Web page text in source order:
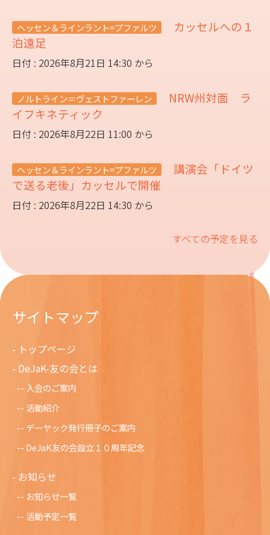
ヘッセン＆ラインラント=プファルツ
カッセルへの１
泊遠足
日付 : 2026年8月21日 14:30 から
ノルトライン＝ヴェストファーレン
NRW州対面 ラ
イフキネティック
日付 : 2026年8月22日 11:00 から
ヘッセン＆ラインラント=プファルツ
講演会「ドイツ
で送る老後」カッセルで開催
日付 : 2026年8月22日 14:30 から
すべての予定を見る
サイトマップ
トップページ
DeJaK-友の会とは
入会のご案内
活動紹介
デーヤック発行冊子のご案内
DeJaK友の会設立１０周年記念
お知らせ
お知らせ一覧
活動予定一覧